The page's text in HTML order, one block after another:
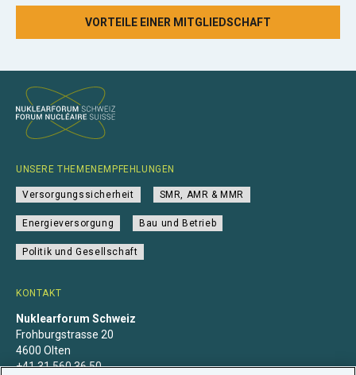
VORTEILE EINER MITGLIEDSCHAFT
KONTAKT
Nuklearforum Schweiz
Frohburgstrasse 20
4600 Olten
+41 31 560 36 50
UNSERE THEMENEMPFEHLUNGEN
Versorgungssicherheit SMR, AMR & MMR
Energieversorgung Bau und Betrieb
Politik und Gesellschaft